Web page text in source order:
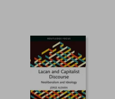
$ 24.31